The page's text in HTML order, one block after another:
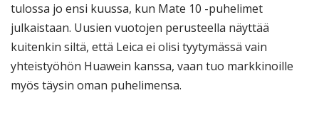
tulossa jo ensi kuussa, kun Mate 10 -puhelimet
julkaistaan. Uusien vuotojen perusteella näyttää
kuitenkin siltä, että Leica ei olisi tyytymässä vain
yhteistyöhön Huawein kanssa, vaan tuo markkinoille
myös täysin oman puhelimensa.